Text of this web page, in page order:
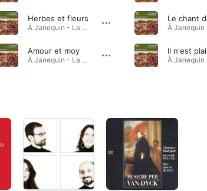
Herbes et fleurs
À Janequin - La Bataille de Marignan et autres chansons · 2024
Amour et moy
À Janequin - La Bataille de Marignan et autres chansons · 2024
Il n'est